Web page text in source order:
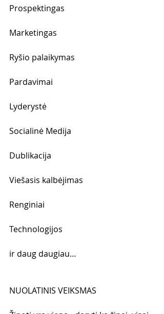
Prospektingas
Marketingas
Ryšio palaikymas
Pardavimai
Lyderystė
Socialinė Medija
Dublikacija
Viešasis kalbėjimas
Renginiai
Technologijos
ir daug daugiau…
NUOLATINIS VEIKSMAS